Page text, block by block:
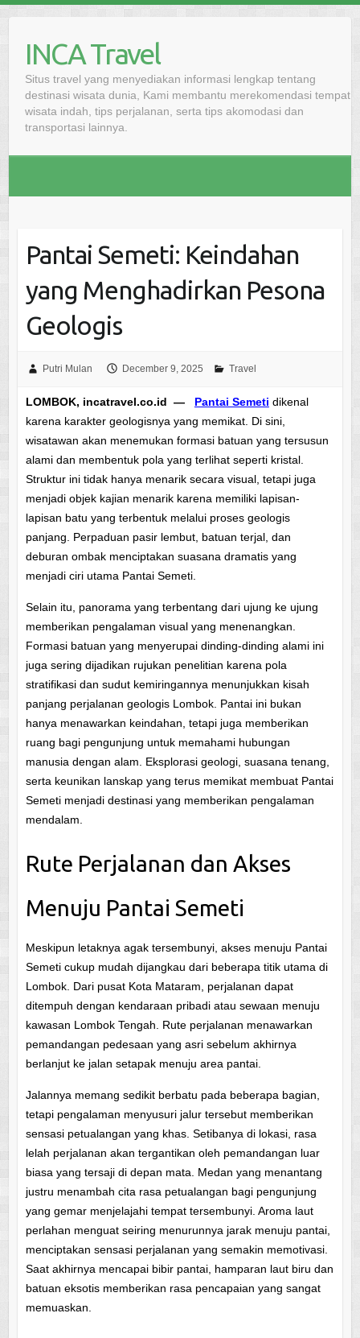
contentINCA Travel
Situs travel yang menyediakan informasi lengkap tentang
destinasi wisata dunia, Kami membantu merekomendasi tempat
wisata indah, tips perjalanan, serta tips akomodasi dan
transportasi lainnya.
Pantai Semeti: Keindahan
yang Menghadirkan Pesona
Geologis
Putri Mulan December 9, 2025 Travel
LOMBOK, incatravel.co.id — Pantai Semeti dikenal
karena karakter geologisnya yang memikat. Di sini,
wisatawan akan menemukan formasi batuan yang tersusun
alami dan membentuk pola yang terlihat seperti kristal.
Struktur ini tidak hanya menarik secara visual, tetapi juga
menjadi objek kajian menarik karena memiliki lapisan-
lapisan batu yang terbentuk melalui proses geologis
panjang. Perpaduan pasir lembut, batuan terjal, dan
deburan ombak menciptakan suasana dramatis yang
menjadi ciri utama Pantai Semeti.
Selain itu, panorama yang terbentang dari ujung ke ujung
memberikan pengalaman visual yang menenangkan.
Formasi batuan yang menyerupai dinding-dinding alami ini
juga sering dijadikan rujukan penelitian karena pola
stratifikasi dan sudut kemiringannya menunjukkan kisah
panjang perjalanan geologis Lombok. Pantai ini bukan
hanya menawarkan keindahan, tetapi juga memberikan
ruang bagi pengunjung untuk memahami hubungan
manusia dengan alam. Eksplorasi geologi, suasana tenang,
serta keunikan lanskap yang terus memikat membuat Pantai
Semeti menjadi destinasi yang memberikan pengalaman
mendalam.
Rute Perjalanan dan Akses
Menuju Pantai Semeti
Meskipun letaknya agak tersembunyi, akses menuju Pantai
Semeti cukup mudah dijangkau dari beberapa titik utama di
Lombok. Dari pusat Kota Mataram, perjalanan dapat
ditempuh dengan kendaraan pribadi atau sewaan menuju
kawasan Lombok Tengah. Rute perjalanan menawarkan
pemandangan pedesaan yang asri sebelum akhirnya
berlanjut ke jalan setapak menuju area pantai.
Jalannya memang sedikit berbatu pada beberapa bagian,
tetapi pengalaman menyusuri jalur tersebut memberikan
sensasi petualangan yang khas. Setibanya di lokasi, rasa
lelah perjalanan akan tergantikan oleh pemandangan luar
biasa yang tersaji di depan mata. Medan yang menantang
justru menambah cita rasa petualangan bagi pengunjung
yang gemar menjelajahi tempat tersembunyi. Aroma laut
perlahan menguat seiring menurunnya jarak menuju pantai,
menciptakan sensasi perjalanan yang semakin memotivasi.
Saat akhirnya mencapai bibir pantai, hamparan laut biru dan
batuan eksotis memberikan rasa pencapaian yang sangat
memuaskan.